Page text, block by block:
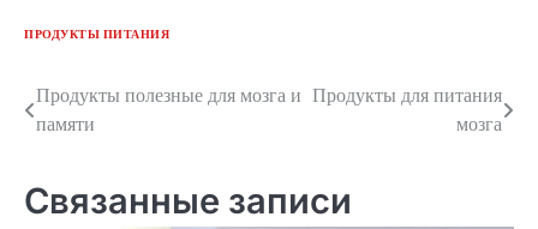
ПРОДУКТЫ ПИТАНИЯ
Навигация
записям
Продукты полезные для мозга и
памяти
Продукты для питания
мозга
Связанные записи